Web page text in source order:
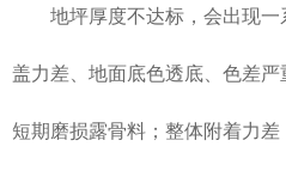
地坪厚度不达标，会出现
盖力差、地面底色透底、色差严
短期磨损露骨料；整体附着力